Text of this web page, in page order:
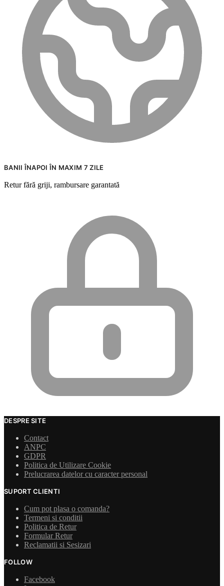
BANII ÎNAPOI ÎN MAXIM 7 ZILE
Retur fără griji, rambursare garantată
DESPRE SITE
Contact
ANPC
GDPR
Politica de Utilizare Cookie
Prelucrarea datelor cu caracter personal
SUPORT CLIENTI
Cum pot plasa o comanda?
Termeni si conditii
Politica de Retur
Formular Retur
Reclamatii si Sesizari
FOLLOW
Facebook